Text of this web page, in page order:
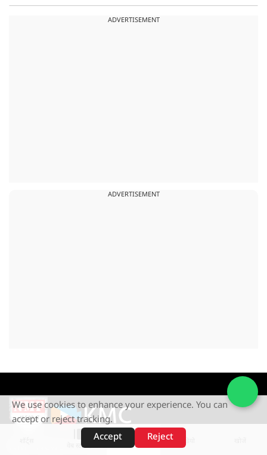
ADVERTISEMENT
ADVERTISEMENT
वेब स्टोरीज़
NMF News is a Subsidary of
We use cookies to enhance your experience. You can
accept or reject tracking.
Accept
Reject